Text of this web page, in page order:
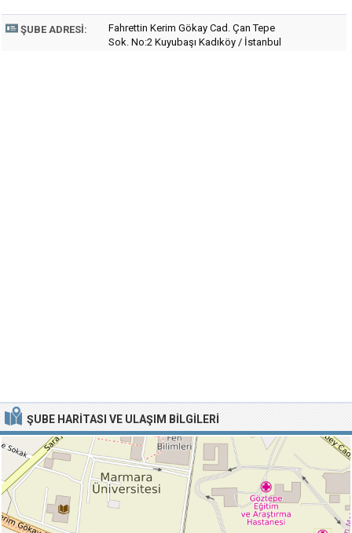
ŞUBE ADRESI:
Fahrettin Kerim Gökay Cad. Çan Tepe
Sok. No:2 Kuyubaşı Kadıköy / İstanbul
ŞUBE HARITASI VE ULAŞIM BILGILERI